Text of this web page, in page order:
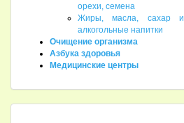
орехи, семена
Жиры, масла, сахар и
алкогольные напитки
Очищение организма
Азбука здоровья
Медицинские центры